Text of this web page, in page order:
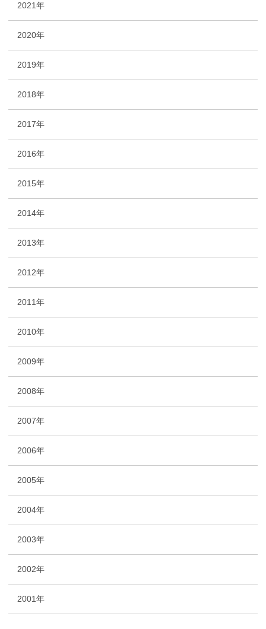
2021年
2020年
2019年
2018年
2017年
2016年
2015年
2014年
2013年
2012年
2011年
2010年
2009年
2008年
2007年
2006年
2005年
2004年
2003年
2002年
2001年